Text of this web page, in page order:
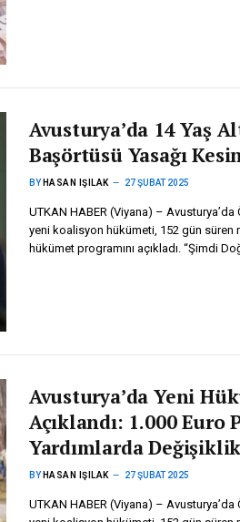
Avusturya’da 14 Yaş
Başörtüsü Yasağı
BY HASAN IŞILAK 27 ŞUBAT 2025
UTKAN HABER (Viyana) – Avusturya’da
yeni koalisyon hükümeti, 152 gün süren
hükümet programını açıkladı. “Şimdi
Avusturya’da Yeni
Açıklandı: 1.000 Euro
Yardımlarda
BY HASAN IŞILAK 27 ŞUBAT 2025
UTKAN HABER (Viyana) – Avusturya’da